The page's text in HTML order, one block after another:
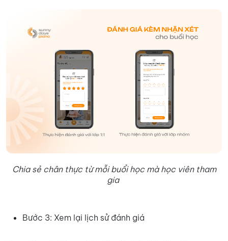
Chia sẻ chân thực từ mỗi buổi học mà học viên tham
gia
Bước 3: Xem lại lịch sử đánh giá